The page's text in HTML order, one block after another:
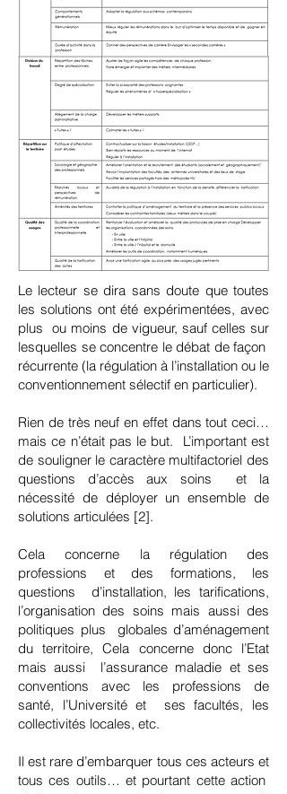
Le lecteur se dira sans doute que toutes
les solutions ont été expérimentées, avec
plus ou moins de vigueur, sauf celles sur
lesquelles se concentre le débat de façon
récurrente (la régulation à l’installation ou le
conventionnement sélectif en particulier).
Rien de très neuf en effet dans tout ceci…
mais ce n’était pas le but. L’important est
de souligner le caractère multifactoriel des
questions d’accès aux soins et la
nécessité de déployer un ensemble de
solutions articulées [2].
Cela concerne la régulation des
professions et des formations, les
questions d’installation, les tarifications,
l’organisation des soins mais aussi des
politiques plus globales d’aménagement
du territoire, Cela concerne donc l’Etat
mais aussi l’assurance maladie et ses
conventions avec les professions de
santé, l’Université et ses facultés, les
collectivités locales, etc.
Il est rare d’embarquer tous ces acteurs et
tous ces outils… et pourtant cette action